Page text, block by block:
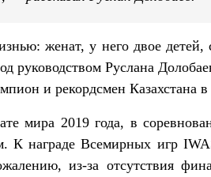
женат, у него двое детей,
руководством Руслана
и рекордсмен Казахстана
мира 2019 года, в
К награде Всемирных игр
из-за отсутствия